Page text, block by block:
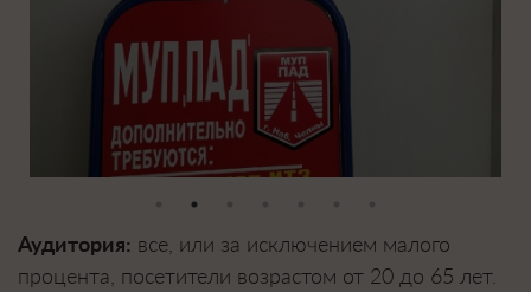
Аудитория: все, или за исключением малого
процента, посетители возрастом от 20 до 65 лет.